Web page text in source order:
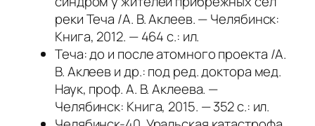
реки Теча /А. В. Аклеев. — Челябинск:
Книга, 2012. — 464 с.: ил.
Теча: до и после атомного проекта /А.
В. Аклеев и др.: под ред. доктора мед.
Наук, проф. А. В. Аклеева. —
Челябинск: Книга, 2015. — 352 с.: ил.